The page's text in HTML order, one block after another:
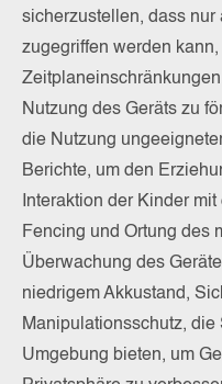
sicherzustellen, dass
zugegriffen werden kann,
Nutzung des Geräts zu
die Nutzung
Berichte, um den
Interaktion der Kinder
Fencing und Ortung des
Überwachung des
niedrigem Akkustand,
Manipulationsschutz,
Umgebung bieten, um